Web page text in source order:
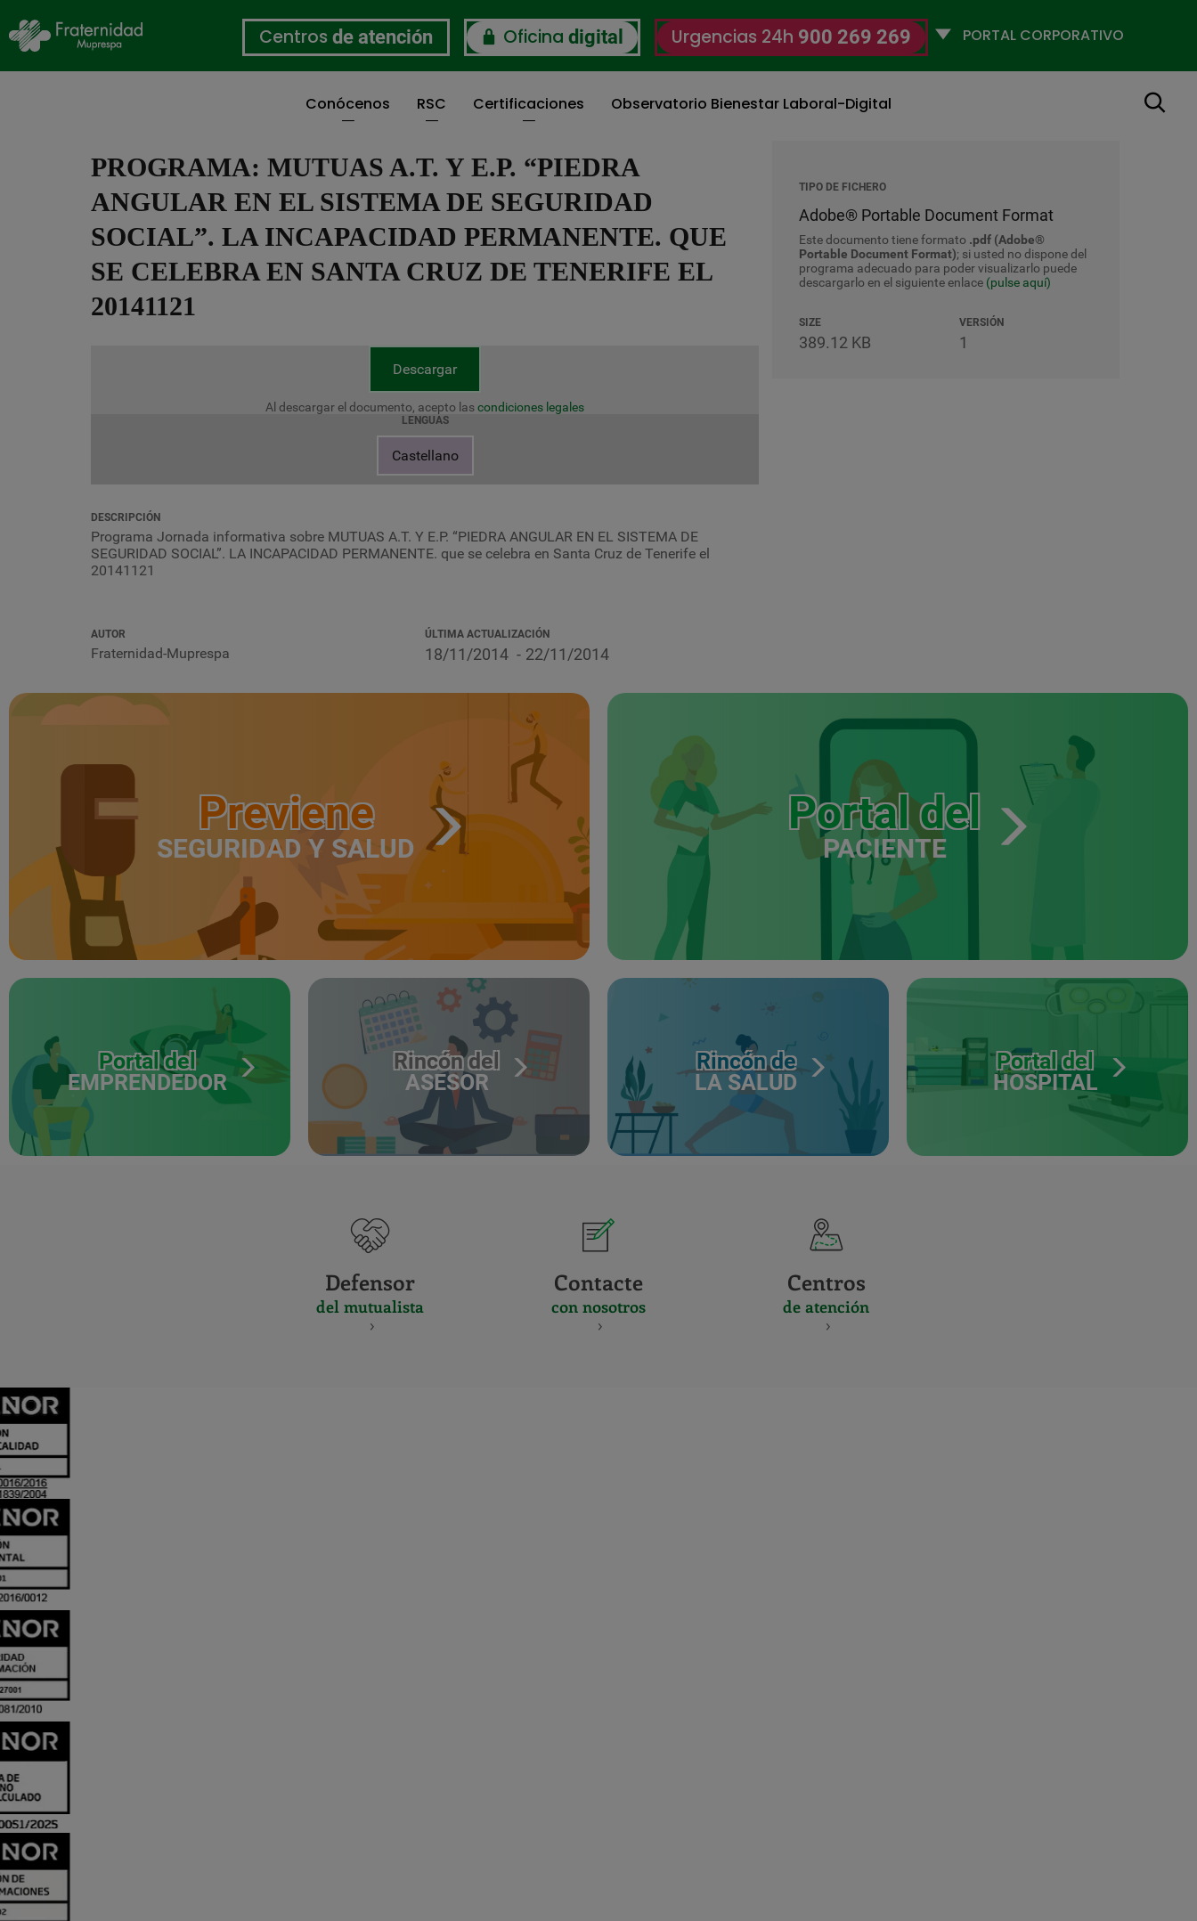
Centros de atención Oficina digital Urgencias 24h 900 269 269
Selecciona
Conócenos RSC Certificaciones Observatorio Bienestar Laboral-Digital Buscar
PROGRAMA: MUTUAS A.T. Y E.P. “PIEDRA
ANGULAR EN EL SISTEMA DE SEGURIDAD
SOCIAL”. LA INCAPACIDAD PERMANENTE. QUE
SE CELEBRA EN SANTA CRUZ DE TENERIFE EL
20141121
Descargar
Al descargar el documento, acepto lascondiciones legales
LENGUAS
Castellano
DESCRIPCIÓN
Programa Jornada informativa sobre MUTUAS A.T. Y E.P. “PIEDRA ANGULAR EN EL SISTEMA DE
SEGURIDAD SOCIAL”. LA INCAPACIDAD PERMANENTE. que se celebra en Santa Cruz de Tenerife el
20141121
AUTOR
Fraternidad-Muprespa
ÚLTIMA ACTUALIZACIÓN
18/11/2014 22/11/2014
TIPO DE FICHERO
Adobe® Portable Document Format
Este documento tiene formato .pdf (Adobe®
Portable Document Format); si usted no dispone del
programa adecuado para poder visualizarlo puede
descargarlo en el siguiente enlace (pulse aquí)
SIZE
389.12 KB
VERSIÓN
1
Previene
SEGURIDAD Y SALUD
Portal del
PACIENTE
Portal del
EMPRENDEDOR
Rincón del
ASESOR
Rincón de
LA SALUD
Portal del
HOSPITAL
Defensor
del mutualista
Contacte
con nosotros
Centros
de atención